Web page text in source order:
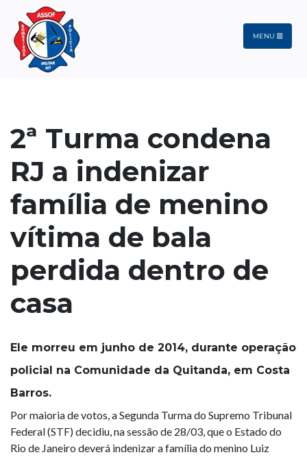
MENU
2ª Turma condena
RJ a indenizar
família de menino
vítima de bala
perdida dentro de
casa
Ele morreu em junho de 2014, durante operação
policial na Comunidade da Quitanda, em Costa
Barros.
Por maioria de votos, a Segunda Turma do Supremo Tribunal
Federal (STF) decidiu, na sessão de 28/03, que o Estado do
Rio de Janeiro deverá indenizar a família do menino Luiz